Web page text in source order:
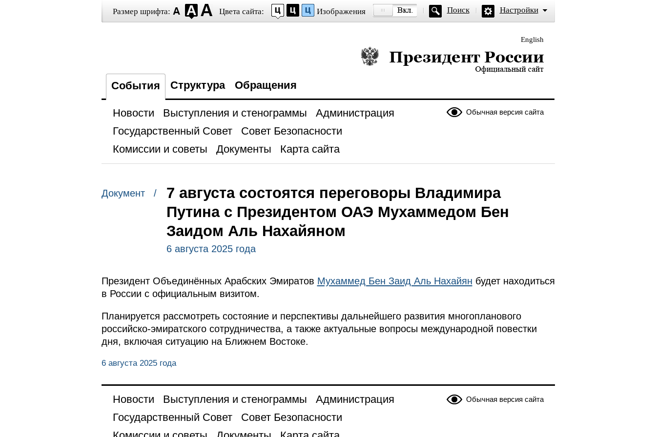
Размер шрифта: Цвета сайта: Изображения Поиск Настройки
English
Президент России — официальный сайт
События Структура Обращения
Обычная версия сайта
Новости Выступления и стенограммы
Администрация
Государственный Совет
Совет Безопасности
Комиссии и советы
Документы Карта сайта
Документ /
7 августа состоятся переговоры Владимира
Путина с Президентом ОАЭ Мухаммедом Бен
Заидом Аль Нахайяном
6 августа 2025 года
Президент Объединённых Арабских Эмиратов Мухаммед Бен Заид Аль Нахайян будет находиться
в России с официальным визитом.
Планируется рассмотреть состояние и перспективы дальнейшего развития многопланового
российско-эмиратского сотрудничества, а также актуальные вопросы международной повестки
дня, включая ситуацию на Ближнем Востоке.
6 августа 2025 года
Обычная версия сайта
Новости Выступления и стенограммы
Администрация
Государственный Совет
Совет Безопасности